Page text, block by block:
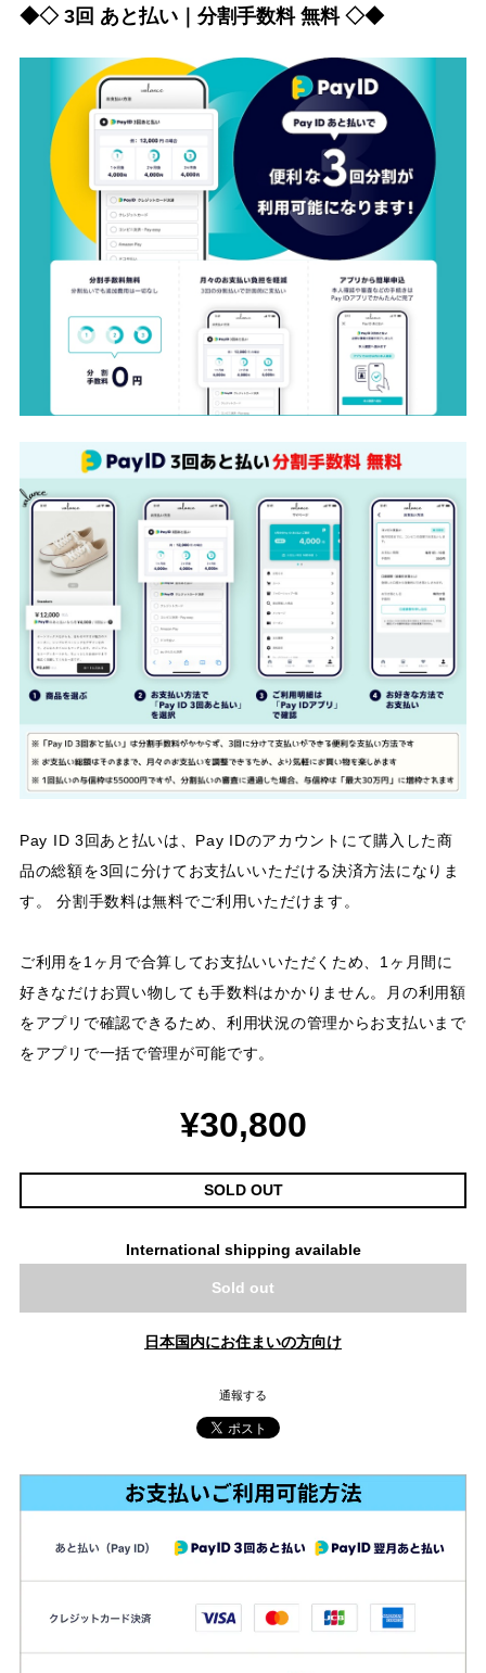
◆◇ 3回 あと払い｜分割手数料 無料 ◇◆
Pay ID 3回あと払いは、Pay IDのアカウントにて購入した商
品の総額を3回に分けてお支払いいただける決済方法になりま
す。 分割手数料は無料でご利用いただけます。
ご利用を1ヶ月で合算してお支払いいただくため、1ヶ月間に
好きなだけお買い物しても手数料はかかりません。月の利用額
をアプリで確認できるため、利用状況の管理からお支払いまで
をアプリで一括で管理が可能です。
¥30,800
SOLD OUT
International shipping available
Sold out
日本国内にお住まいの方向け
通報する